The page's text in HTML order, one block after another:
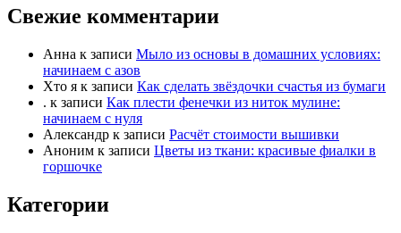
Свежие комментарии
Анна к записи Мыло из основы в домашних условиях:
начинаем с азов
Хто я к записи Как сделать звёздочки счастья из бумаги
. к записи Как плести фенечки из ниток мулине:
начинаем с нуля
Александр к записи Расчёт стоимости вышивки
Аноним к записи Цветы из ткани: красивые фиалки в
горшочке
Категории